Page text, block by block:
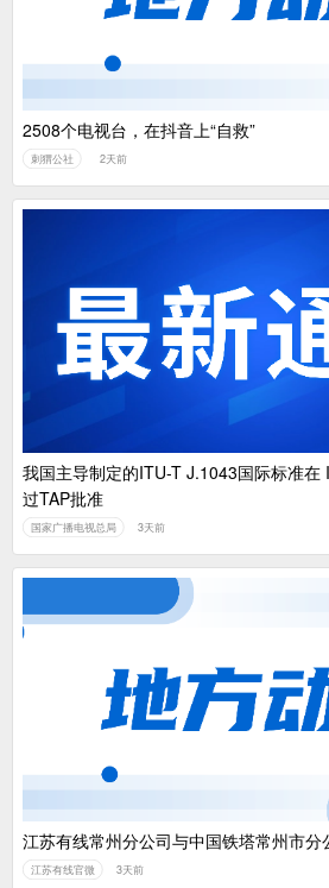
2508个电视台，在抖音上“自救”
刺猬公社 2天前
我国主导制定的ITU-T J.1043国际标准在
过TAP批准
国家广播电视总局 3天前
江苏有线常州分公司与中国铁塔常州市分
江苏有线官微 3天前